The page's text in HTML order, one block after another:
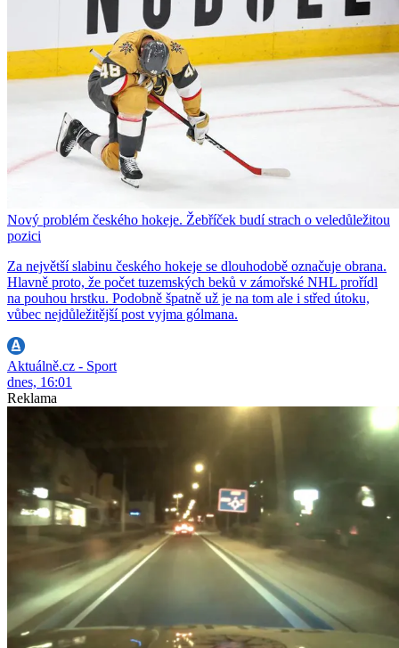
Nový problém českého hokeje. Žebříček budí strach o veledůležitou
pozici
Za největší slabinu českého hokeje se dlouhodobě označuje obrana.
Hlavně proto, že počet tuzemských beků v zámořské NHL prořídl
na pouhou hrstku. Podobně špatně už je na tom ale i střed útoku,
vůbec nejdůležitější post vyjma gólmana.
Aktuálně.cz - Sport
dnes, 16:01
Reklama